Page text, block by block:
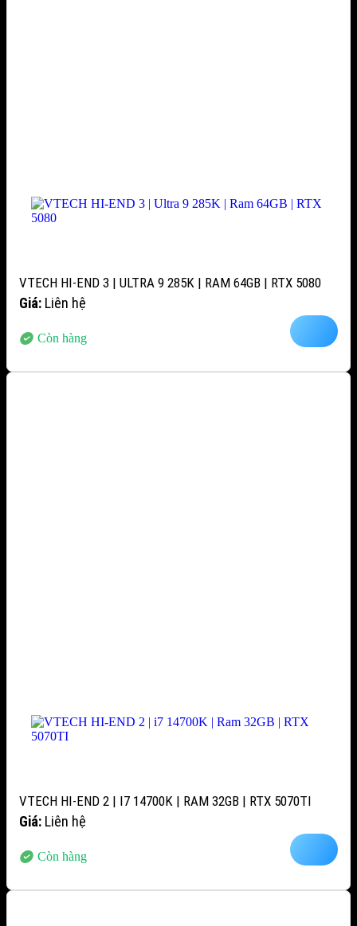
VTECH HI-END 3 | ULTRA 9 285K | RAM 64GB | RTX 5080
Giá: Liên hệ
Còn hàng
VTECH HI-END 2 | I7 14700K | RAM 32GB | RTX 5070TI
Giá: Liên hệ
Còn hàng